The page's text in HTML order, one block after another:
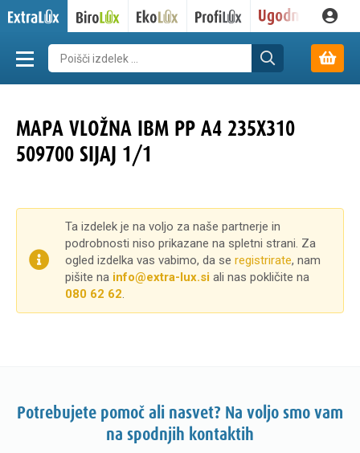
MAPA VLOŽNA IBM PP A4 235X310
509700 SIJAJ 1/1
Ta izdelek je na voljo za naše partnerje in
podrobnosti niso prikazane na spletni strani. Za
ogled izdelka vas vabimo, da se registrirate, nam
pišite na info@extra-lux.si ali nas pokličite na
080 62 62.
Potrebujete pomoč ali nasvet? Na voljo smo vam
na spodnjih kontaktih